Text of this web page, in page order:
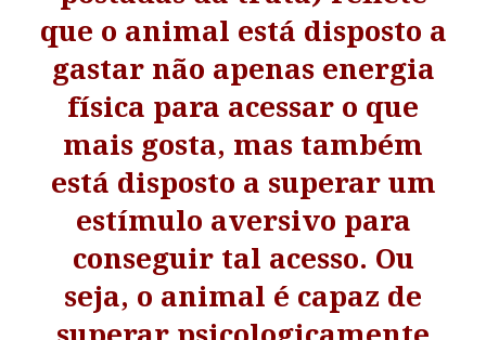
que o animal está disposto a
gastar não apenas energia
física para acessar o que
mais gosta, mas também
está disposto a superar um
estímulo aversivo para
conseguir tal acesso. Ou
seja, o animal é capaz de